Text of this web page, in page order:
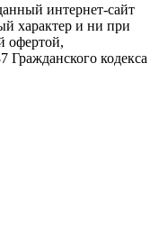
интернет-сайт
характер и ни при
офертой,
Гражданского кодекса